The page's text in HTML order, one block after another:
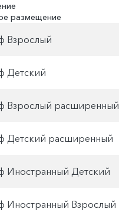
размещение
Взрослый
Детский
Взрослый расширенный
Детский расширенный
Иностранный Детский
Иностранный Взрослый